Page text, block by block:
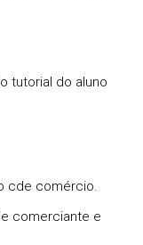
tutorial do aluno
cde comércio.
comerciante e